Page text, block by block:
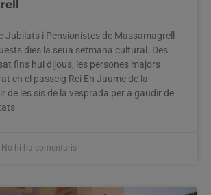
Jubilats i Pensionistes de Massamagrell
dies la seua setmana cultural. Des
fins hui dijous, les persones majors
en el passeig Rei En Jaume de la
de les sis de la vesprada per a gaudir de
No hi ha comentaris